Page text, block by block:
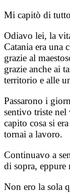
Mi capitò di
Odiavo lei, la
Catania era una
grazie al
grazie anche ai
territorio e alle
Passarono i
sentivo triste nel
capito cosa si
tornai a lavoro.
Continuavo a
di sopra, eppure
Non ero la sola